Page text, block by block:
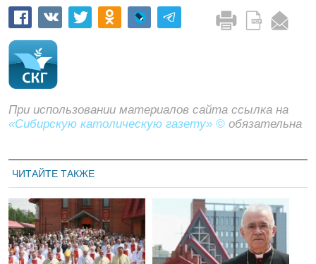
При использовании материалов сайта ссылка на
«Сибирскую католическую газету» © обязательна
ЧИТАЙТЕ ТАКЖЕ